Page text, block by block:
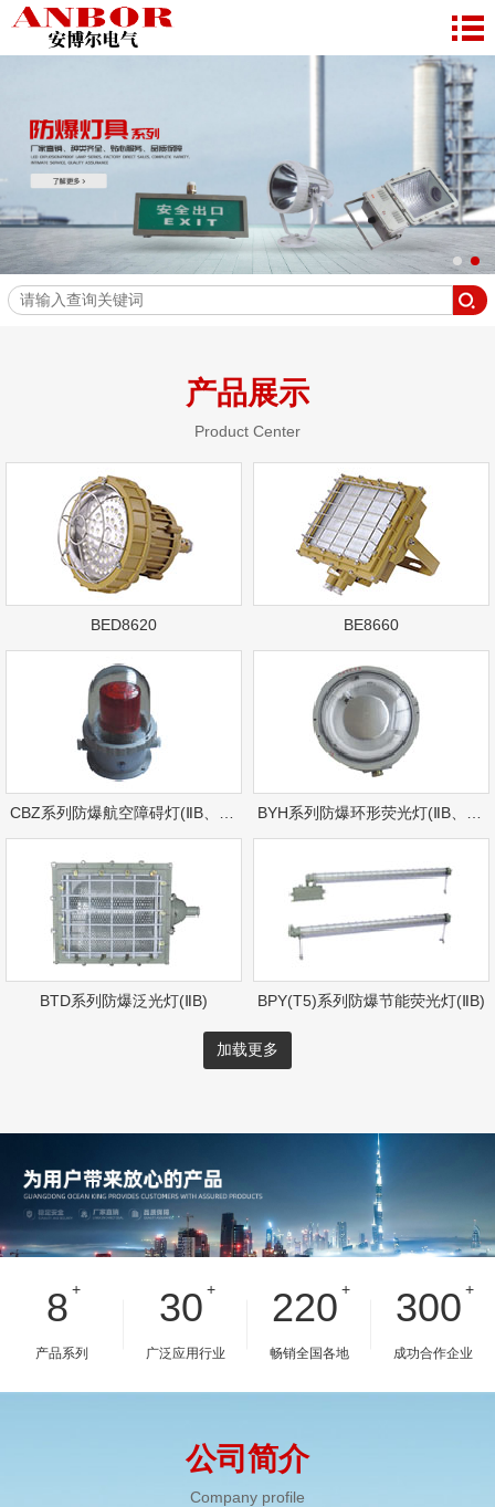
产品展示
Product Center
BED8620 BE8660
BTD系列防爆泛光灯(ⅡB) BPY(T5)系列防爆节能荧光灯(ⅡB)
加载更多
8 +
产品系列
30 +
广泛应用行业
220 +
畅销全国各地
300 +
成功合作企业
公司简介
Company profile